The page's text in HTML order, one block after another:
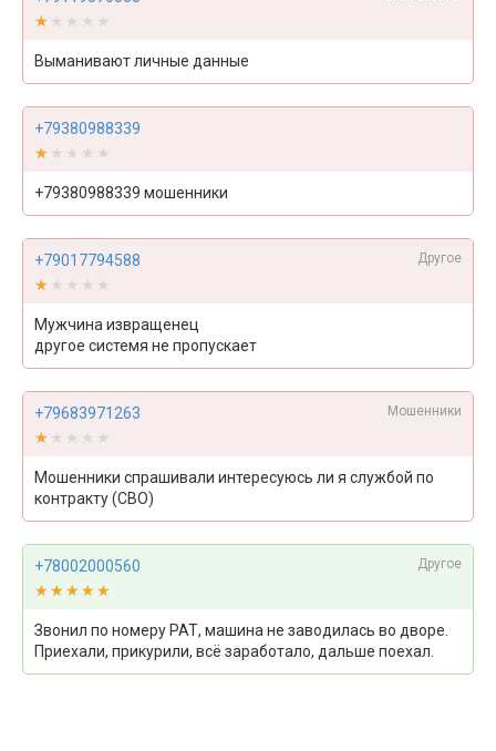
★★★★★
★★★★★
Выманивают личные данные
+79380988339
★★★★★
★★★★★
+79380988339 мошенники
+79017794588 Другое
★★★★★
★★★★★
Мужчина извращенец
другое системя не пропускает
+79683971263 Мошенники
★★★★★
★★★★★
Мошенники спрашивали интересуюсь ли я службой по
контракту (СВО)
+78002000560 Другое
★★★★★
★★★★★
Звонил по номеру РАТ, машина не заводилась во дворе.
Приехали, прикурили, всё заработало, дальше поехал.